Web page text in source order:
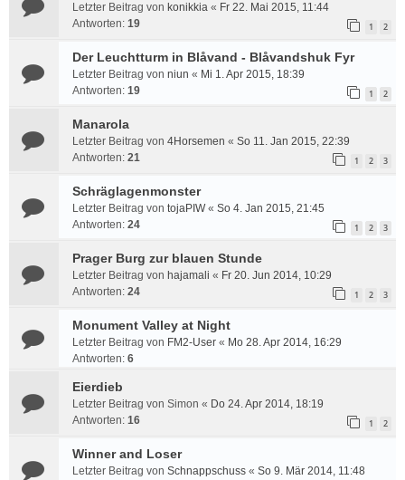
Letzter Beitrag von konikkia « Fr 22. Mai 2015, 11:44
Antworten: 19 1 2
Der Leuchtturm in Blåvand - Blåvandshuk Fyr
Letzter Beitrag von niun « Mi 1. Apr 2015, 18:39
Antworten: 19 1 2
Manarola
Letzter Beitrag von 4Horsemen « So 11. Jan 2015, 22:39
Antworten: 21 1 2 3
Schräglagenmonster
Letzter Beitrag von tojaPIW« So 4. Jan 2015, 21:45
Antworten: 24 1 2 3
Prager Burg zur blauen Stunde
Letzter Beitrag von hajamali « Fr 20. Jun 2014, 10:29
Antworten: 24 1 2 3
Monument Valley at Night
Letzter Beitrag von FM2-User « Mo 28. Apr 2014, 16:29
Antworten: 6
Eierdieb
Letzter Beitrag von Simon « Do 24. Apr 2014, 18:19
Antworten: 16 1 2
Winner and Loser
Letzter Beitrag von Schnappschuss « So 9. Mär 2014, 11:48